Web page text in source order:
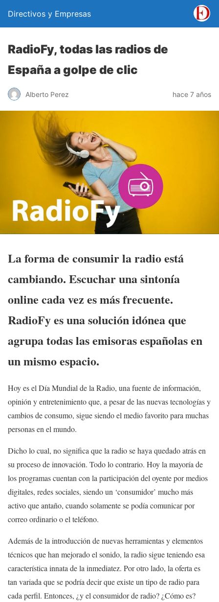
Directivos y Empresas
RadioFy, todas las radios de
España a golpe de clic
Alberto Perez hace 7 años
La forma de consumir la radio está
cambiando. Escuchar una sintonía
online cada vez es más frecuente.
RadioFy es una solución idónea que
agrupa todas las emisoras españolas en
un mismo espacio.
Hoy es el Día Mundial de la Radio, una fuente de información,
opinión y entretenimiento que, a pesar de las nuevas tecnologías y
cambios de consumo, sigue siendo el medio favorito para muchas
personas en el mundo.
Dicho lo cual, no significa que la radio se haya quedado atrás en
su proceso de innovación. Todo lo contrario. Hoy la mayoría de
los programas cuentan con la participación del oyente por medios
digitales, redes sociales, siendo un ‘consumidor’ mucho más
activo que antaño, cuando solamente se podía comunicar por
correo ordinario o el teléfono.
Además de la introducción de nuevas herramientas y elementos
técnicos que han mejorado el sonido, la radio sigue teniendo esa
característica innata de la inmediatez. Por otro lado, la oferta es
tan variada que se podría decir que existe un tipo de radio para
cada perfil. Entonces, ¿y el consumidor de radio? ¿Cómo es?